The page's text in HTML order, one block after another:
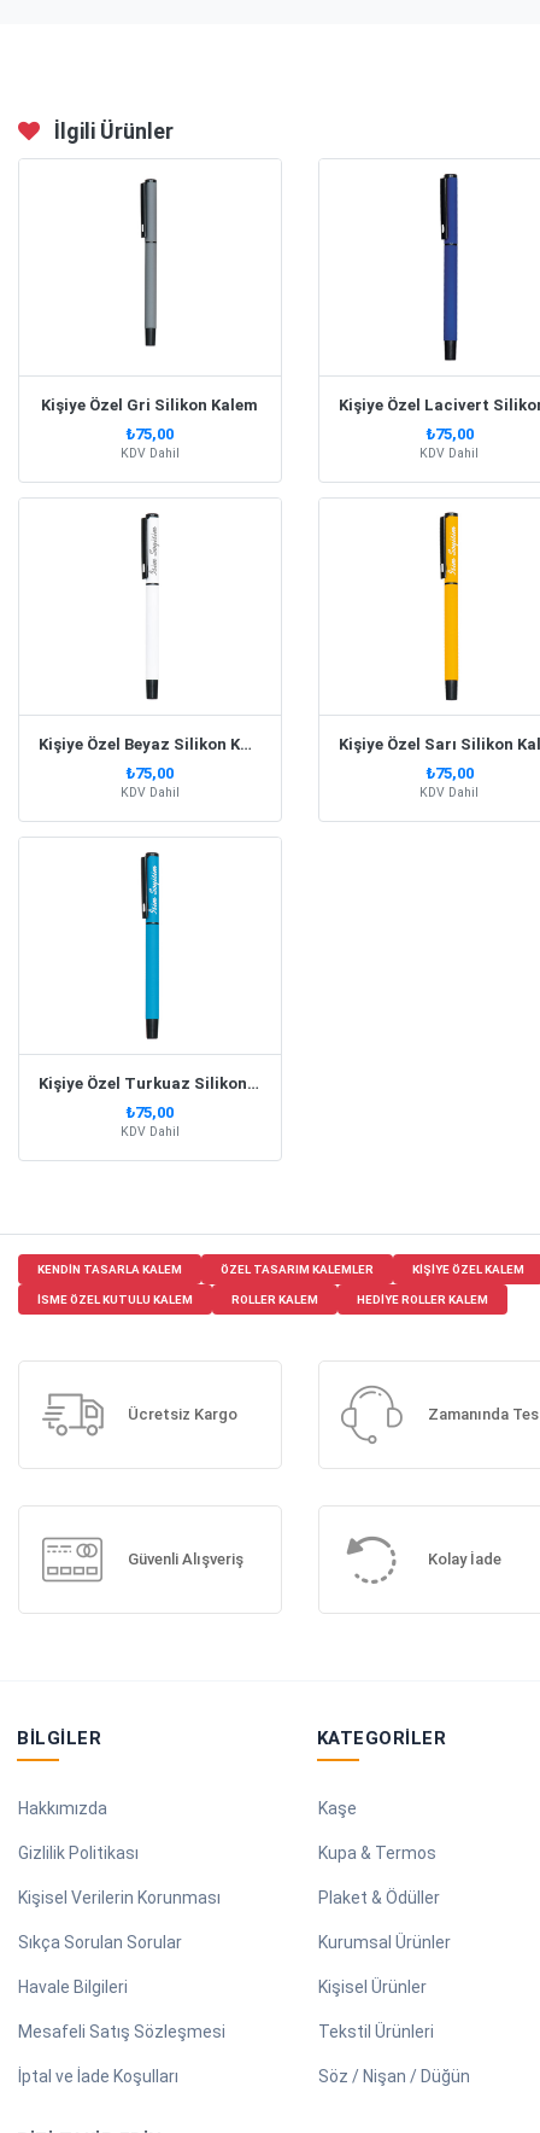
İlgili Ürünler
Kişiye Özel Gri Silikon Kalem
₺75,00
KDV Dahil
₺75,00
KDV Dahil
Kişiye Özel Beyaz Silikon Kaplama Metal Kalem
₺75,00
KDV Dahil
₺75,00
KDV Dahil
Kişiye Özel Turkuaz Silikon Kalem
₺75,00
KDV Dahil
KENDIN TASARLA KALEM ÖZEL TASARIM KALEMLER KIŞIYE ÖZEL KALEM
ISME ÖZEL KUTULU KALEM ROLLER KALEM HEDIYE ROLLER KALEM
Ücretsiz Kargo Zamanında
Güvenli Alışveriş Kolay İade
BILGILER
Hakkımızda
Gizlilik Politikası
Kişisel Verilerin Korunması
Sıkça Sorulan Sorular
Havale Bilgileri
Mesafeli Satış Sözleşmesi
İptal ve İade Koşulları
KATEGORILER
Kaşe
Kupa & Termos
Plaket & Ödüller
Kurumsal Ürünler
Kişisel Ürünler
Tekstil Ürünleri
Söz / Nişan / Düğün